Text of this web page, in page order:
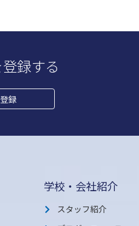
録する
学校・会社紹介
スタッフ紹介